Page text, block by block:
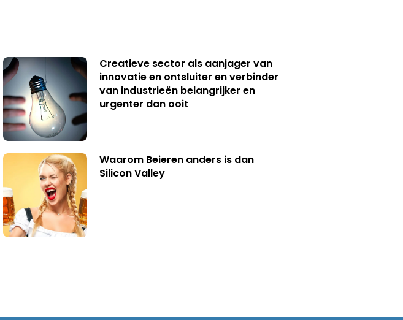
Creatieve sector als aanjager van
innovatie en ontsluiter en verbinder
van industrieën belangrijker en
urgenter dan ooit
Waarom Beieren anders is dan
Silicon Valley